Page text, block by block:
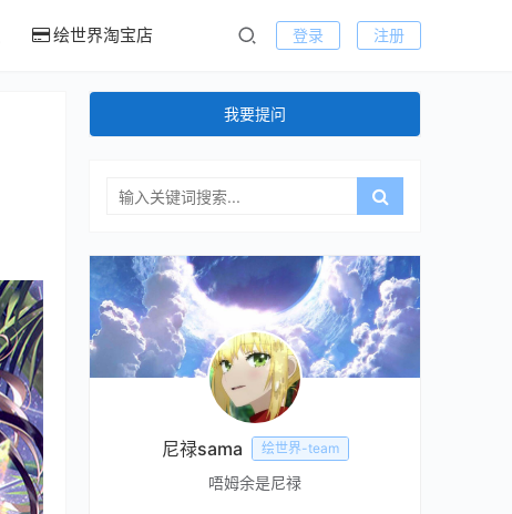
绘世界淘宝店 登录 注册
我要提问
尼禄sama 绘世界-team
唔姆余是尼禄